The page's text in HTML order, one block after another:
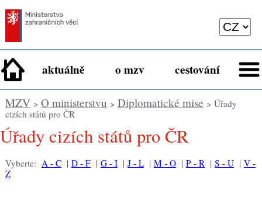
aktuálně o mzv cestování
MZV> O ministerstvu > Diplomatické mise > Úřady
cizích států pro ČR
Úřady cizích států pro ČR
Vyberte: A - C| D - F| G - I| J - L| M - O| P - R| S - U| V -
Z